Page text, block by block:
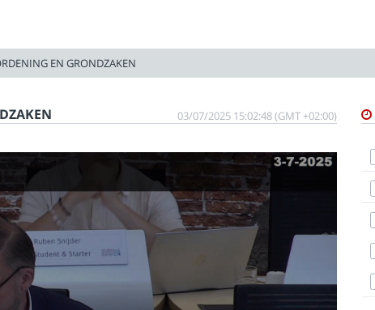
EN GRONDZAKEN
03/07/2025 15:02:48 (GMT +02:00)